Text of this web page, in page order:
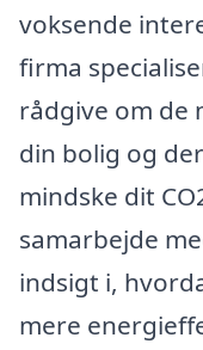
voksende
firma
rådgive om de
din bolig og
mindske dit
samarbejde
indsigt i,
mere